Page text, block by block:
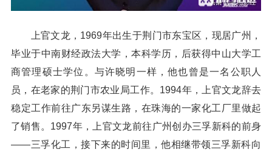
上官文龙，1969年出生于荆门市东宝区，现居广州，
毕业于中南财经政法大学，本科学历，后获得中山大学工
商管理硕士学位。与许晓明一样，他也曾是一名公职人
员，在老家的荆门市农业局工作。1994年，上官文龙辞去
稳定工作前往广东另谋生路，在珠海的一家化工厂里做起
了销售。1997年，上官文龙前往广州创办三孚新科的前身
——三孚化工，接下来的时间里，他相继带领三孚新科向